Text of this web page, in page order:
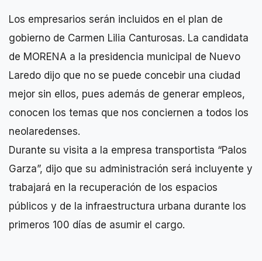
Los empresarios serán incluidos en el plan de
gobierno de Carmen Lilia Canturosas. La candidata
de MORENA a la presidencia municipal de Nuevo
Laredo dijo que no se puede concebir una ciudad
mejor sin ellos, pues además de generar empleos,
conocen los temas que nos conciernen a todos los
neolaredenses.
Durante su visita a la empresa transportista “Palos
Garza”, dijo que su administración será incluyente y
trabajará en la recuperación de los espacios
públicos y de la infraestructura urbana durante los
primeros 100 días de asumir el cargo.